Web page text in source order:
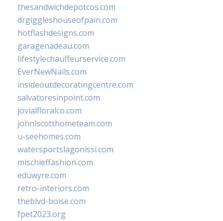
thesandwichdepotcos.com
drgiggleshouseofpain.com
hotflashdesigns.com
garagenadeau.com
lifestylechauffeurservice.com
EverNewNails.com
insideoutdecoratingcentre.com
salvatoresinpoint.com
jovialfloralco.com
johnlscotthometeam.com
u-seehomes.com
watersportslagonissi.com
mischieffashion.com
eduwyre.com
retro-interiors.com
theblvd-boise.com
fpet2023.org